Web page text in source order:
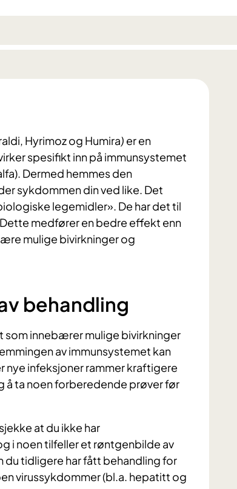
Hyrimoz og Humira) er en
spesifikt inn på immunsystemet
Dermed hemmes den
sykdommen din ved like. Det
legemidler». De har det til
medfører en bedre effekt enn
mulige bivirkninger og
behandling
som innebærer mulige bivirkninger
av immunsystemet kan
nye infeksjoner rammer kraftigere
å ta noen forberedende prøver før
at du ikke har
i noen tilfeller et røntgenbilde av
du tidligere har fått behandling for
virussykdommer (bl.a. hepatitt og